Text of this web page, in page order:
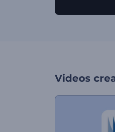
Videos